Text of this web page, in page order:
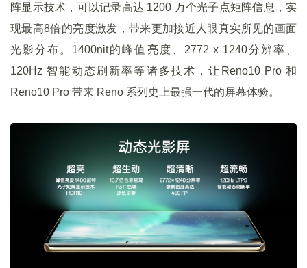
阵显示技术，可以记录高达 1200 万个光子点矩阵信息，实
现最高8倍的亮度激发，带来更加接近人眼真实所见的画面
光影分布。1400nit的峰值亮度、2772 x 1240分辨率、
120Hz 智能动态刷新率等诸多技术，让Reno10 Pro 和
Reno10 Pro 带来 Reno 系列史上最强一代的屏幕体验。